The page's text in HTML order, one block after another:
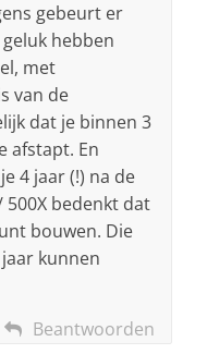
gebeurt er
hebben
met
van de
dat je binnen 3
afstapt. En
4 jaar (!) na de
500X bedenkt dat
bouwen. Die
kunnen
Beantwoorden